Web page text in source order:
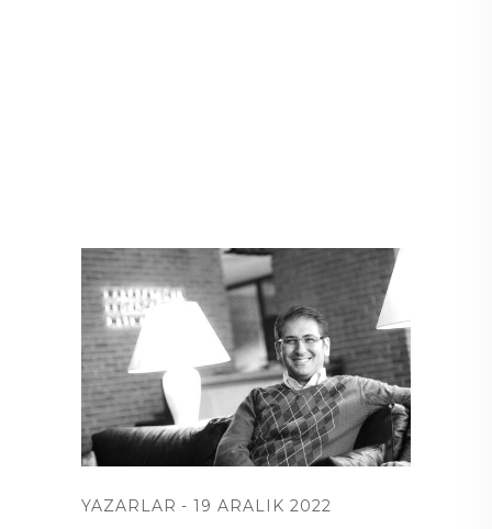
YAZARLAR 19 ARALIK 2022